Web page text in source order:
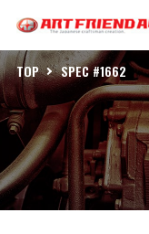
TOP SPEC #1662